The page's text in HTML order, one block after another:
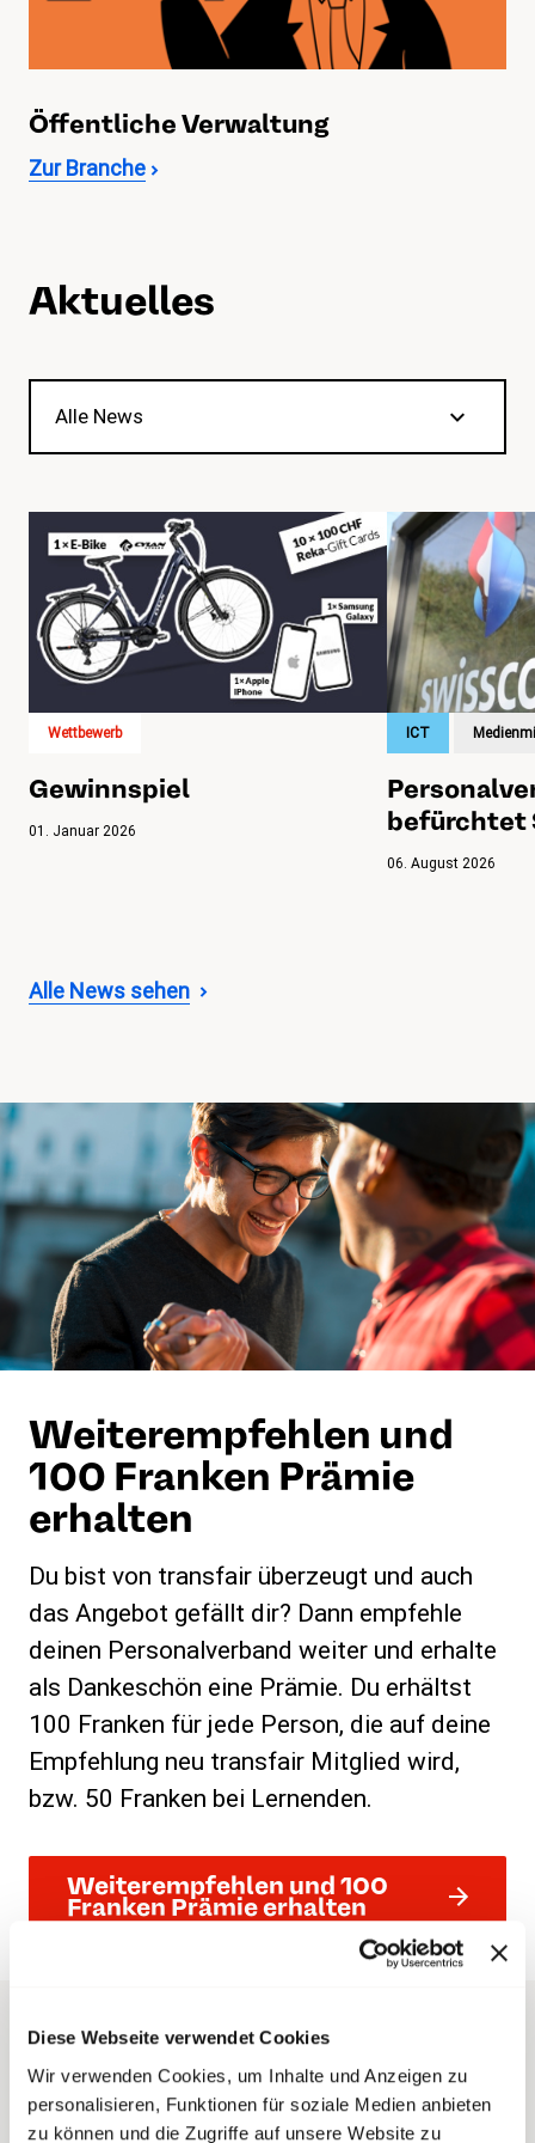
Diese Webseite verwendet Cookies
Wir verwenden Cookies, um Inhalte und Anzeigen zu
personalisieren, Funktionen für soziale Medien anbieten
zu können und die Zugriffe auf unsere Website zu
Öffentliche Verwaltung
Zur Branche
Aktuelles
Alle News
Wettbewerb
Gewinnspiel
01. Januar 2026
ICT
befürchtet
06. August 2026
Alle News sehen
Weiterempfehlen und
100 Franken Prämie
erhalten
Du bist von transfair überzeugt und auch
das Angebot gefällt dir? Dann empfehle
deinen Personalverband weiter und erhalte
als Dankeschön eine Prämie. Du erhältst
100 Franken für jede Person, die auf deine
Empfehlung neu transfair Mitglied wird,
bzw. 50 Franken bei Lernenden.
Weiterempfehlen und 100
Franken Prämie erhalten
Flash-Infos